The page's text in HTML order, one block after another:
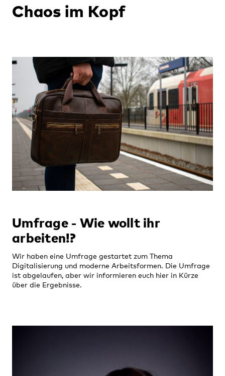
Chaos im Kopf
Umfrage - Wie wollt ihr
arbeiten!?
Wir haben eine Umfrage gestartet zum Thema
Digitalisierung und moderne Arbeitsformen. Die Umfrage
ist abgelaufen, aber wir informieren euch hier in Kürze
über die Ergebnisse.